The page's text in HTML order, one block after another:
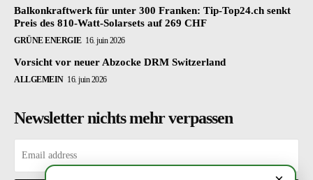
Balkonkraftwerk für unter 300 Franken: Tip-Top24.ch senkt
Preis des 810-Watt-Solarsets auf 269 CHF
GRÜNE ENERGIE 16. juin 2026
Vorsicht vor neuer Abzocke DRM Switzerland
ALLGEMEIN 16. juin 2026
Newsletter nichts mehr verpassen